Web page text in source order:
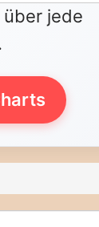
jede